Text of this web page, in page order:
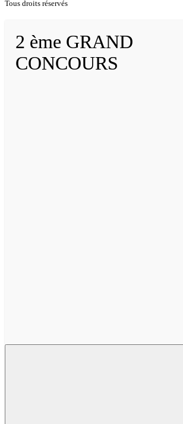
Tous droits réservés
2 ème GRAND
CONCOURS